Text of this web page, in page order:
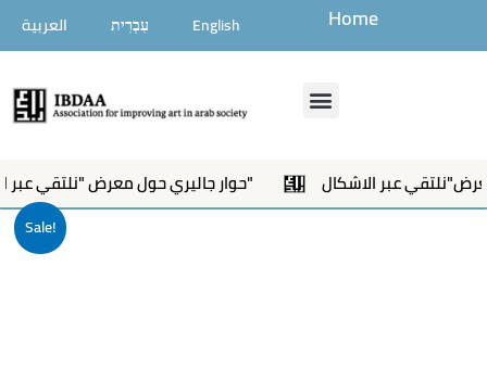
المحتوى
العربية עִבְרִית English Home
Menu
حوار جاليري حول معرض "نلتقي عبر الاشكال"
Sale!
الفنان
التشكيلي